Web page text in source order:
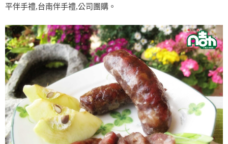
平伴手禮,台南伴手禮,公司團購。